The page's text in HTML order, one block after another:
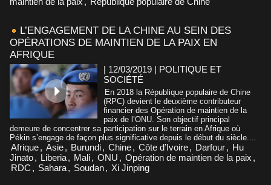
L’ENGAGEMENT DE LA CHINE AU SEIN DES
OPÉRATIONS DE MAINTIEN DE LA PAIX EN
AFRIQUE
| 12/03/2019 | POLITIQUE ET
SOCIÉTÉ
En 2018 la République populaire de Chine
(RPC) devient le deuxième contributeur
financier des Opération de maintien de la
paix de l’ONU. Son objectif principal
demeure de concentrer sa participation sur le terrain en Afrique où
Pékin s’engage de façon plus significative depuis le début du siècle....
Afrique, Asie, Burundi, Chine, Côte d’Ivoire, Darfour, Hu
Jinato, Liberia, Mali, ONU , Opération de maintien de la paix ,
RDC , Sahara, Soudan, Xi Jinping